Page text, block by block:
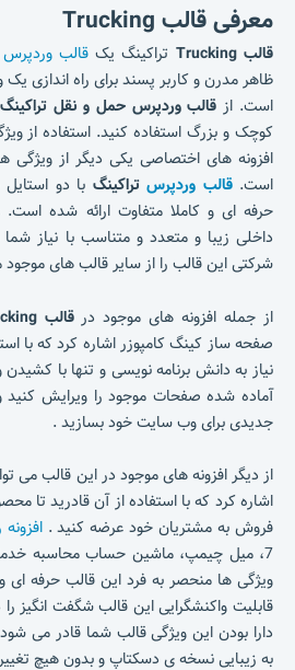
معرفی قالب Trucking
قالب Trucking تراکینگ یک قالب
ظاهر مدرن و کاربر پسند برای راه
است. از قالب وردپرس حمل و نقل تراکینگ
کوچک و بزرگ استفاده کنید. استفاده از
افزونه های اختصاصی یکی دیگر از ویژگی
است.قالب وردپرستراکینگ با دو
حرفه ای و کاملا متفاوت ارائه شده
داخلی زیبا و متعدد و متناسب با نیاز
شرکتی این قالب را از سایر قالب های موجود
از جمله افزونه های موجود درقالب Trucking
صفحه ساز کینگ کامپوزر اشاره کرد که با
نیاز به دانش برنامه نویسی و تنها با
آماده شده صفحات موجود را ویرایش
جدیدی برای وب سایت خود بسازید .
از دیگر افزونه های موجود در این قالب می
اشاره کرد که با استفاده از آن قادرید تا
فروش به مشتریان خود عرضه کنید .
7، میل چیمپ، ماشین حساب محاسبه
ویژگی ها منحصر به فرد این قالب حرفه ای
قابلیت واکنشگرایی این قالب شگفت انگیز
دارا بودن این ویژگی قالب شما قادر می
به زیبایی نسخه ی دسکتاپ و بدون هیچ